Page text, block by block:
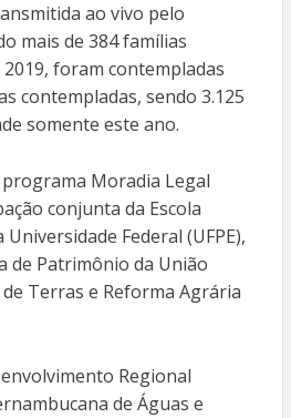
ao vivo pelo
mais de 384 famílias
2019, foram contempladas
contempladas, sendo 3.125
somente este ano.
programa Moradia Legal
conjunta da Escola
Universidade Federal (UFPE),
de Patrimônio da União
Terras e Reforma Agrária
Regional
de Águas e